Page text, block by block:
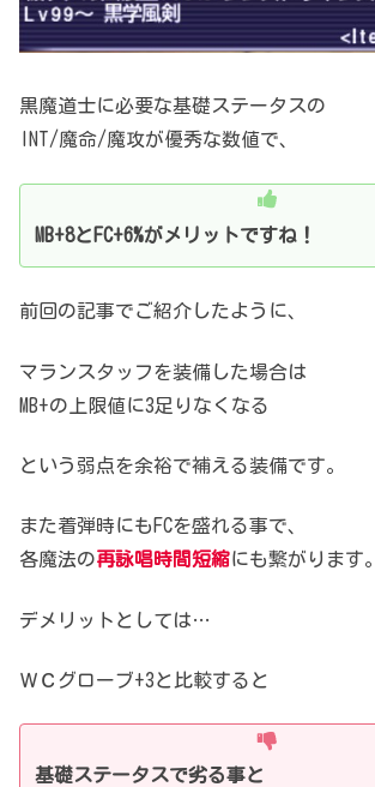
黒魔道士に必要な基礎ステータスの
INT/魔命/魔攻が優秀な数値で、
MB+8とFC+6%がメリットですね！
前回の記事でご紹介したように、
マランスタッフを装備した場合は
MB+の上限値に3足りなくなる
という弱点を余裕で補える装備です。
また着弾時にもFCを盛れる事で、
各魔法の再詠唱時間短縮にも繋がります。
デメリットとしては…
ＷＣグローブ+3と比較すると
基礎ステータスで劣る事と